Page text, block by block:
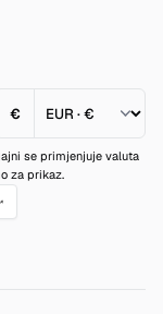
€
se primjenjuje valuta
za prikaz.